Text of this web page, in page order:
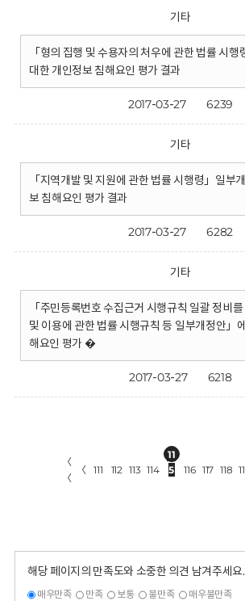
기타
「형의 집행 및 수용자의 처우에 관한 법률 시
대한 개인정보 침해요인 평가 결과
2017-03-27 6239
기타
「지역개발 및 지원에 관한 법률 시행령」일부
보 침해요인 평가 결과
2017-03-27 6282
기타
「주민등록번호 수집근거 시행규칙 일괄 정비
및 이용에 관한 법률 시행규칙 등 일부개정안」
해요인 평가 �
2017-03-27 6218
〈
〈
〈 111 112 113 114
11
5
116 117 118
해당 페이지의 만족도와 소중한 의견 남겨주세요.
매우만족 만족 보통 불만족 매우불만족